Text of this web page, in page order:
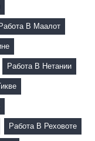
Работа В Маалот
Работа В Нетании
Работа В Реховоте